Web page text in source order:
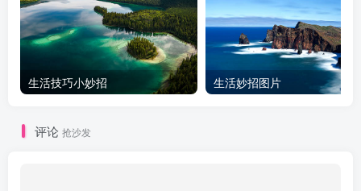
生活技巧小妙招 生活妙招图片
评论 抢沙发